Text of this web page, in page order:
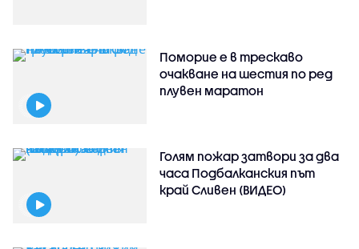
Поморие е в трескаво
очакване на шестия по ред
плувен маратон
Голям пожар затвори за два
часа Подбалканския път
край Сливен (ВИДЕО)